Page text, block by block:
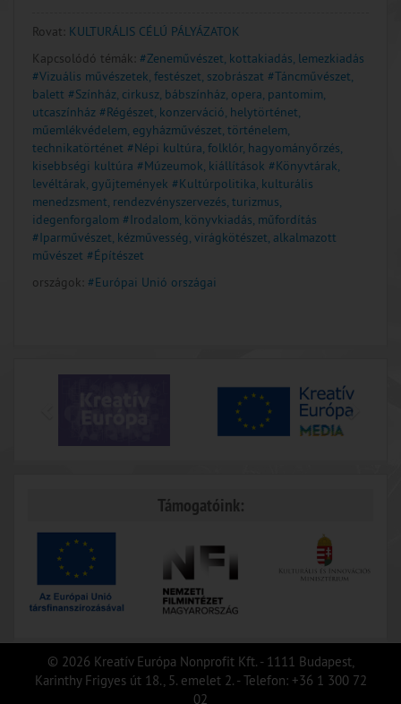
Rovat: KULTURÁLIS CÉLÚ PÁLYÁZATOK
Kapcsolódó témák: #Zeneművészet, kottakiadás, lemezkiadás
#Vizuális művészetek, festészet, szobrászat #Táncművészet,
balett #Színház, cirkusz, bábszínház, opera, pantomim,
utcaszínház #Régészet, konzerváció, helytörténet,
műemlékvédelem, egyházművészet, történelem,
technikatörténet #Népi kultúra, folklór, hagyományőrzés,
kisebbségi kultúra #Múzeumok, kiállítások #Könyvtárak,
levéltárak, gyűjtemények #Kultúrpolitika, kulturális
menedzsment, rendezvényszervezés, turizmus,
idegenforgalom #Irodalom, könyvkiadás, műfordítás
#Iparművészet, kézművesség, virágkötészet, alkalmazott
művészet #Építészet
országok: #Európai Unió országai
Támogatóink:
© 2026 Kreatív Európa Nonprofit Kft. - 1111 Budapest,
Karinthy Frigyes út 18., 5. emelet 2. - Telefon: +36 1 300 72
02